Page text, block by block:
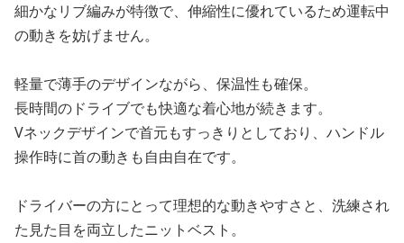
細かなリブ編みが特徴で、伸縮性に優れているため運転中
の動きを妨げません。
軽量で薄手のデザインながら、保温性も確保。
長時間のドライブでも快適な着心地が続きます。
Vネックデザインで首元もすっきりとしており、ハンドル
操作時に首の動きも自由自在です。
ドライバーの方にとって理想的な動きやすさと、洗練され
た見た目を両立したニットベスト。